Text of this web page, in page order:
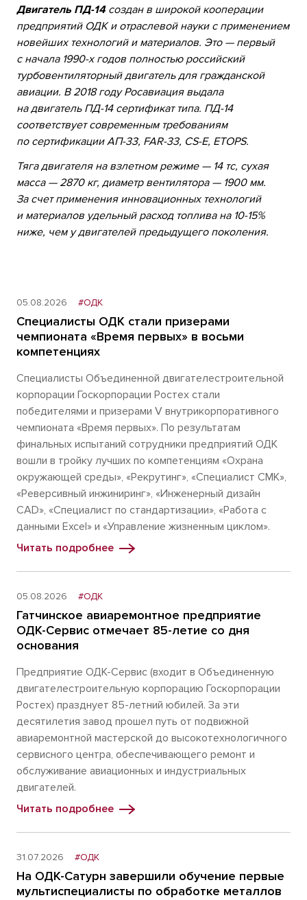
Двигатель ПД-14создан в широкой кооперации
предприятий ОДК и отраслевой науки с применением
новейших технологий и материалов. Это — первый
с начала 1990-хгодов полностью российский
турбовентиляторный двигатель для гражданской
авиации. В 2018 году Росавиация выдала
на двигатель ПД-14 сертификат типа. ПД-14
соответствует современным требованиям
по сертификации АП-33, FAR-33, CS-E, ETOPS.
Тяга двигателя на взлетном режиме — 14 тс, сухая
масса — 2870 кг, диаметр вентилятора — 1900 мм.
За счет применения инновационных технологий
и материалов удельный расход топлива на 10-15%
ниже, чем у двигателей предыдущего поколения.
05.08.2026 #ОДК
Специалисты ОДК стали призерами
чемпионата «Время первых» в восьми
компетенциях
Специалисты Объединенной двигателестроительной
корпорации Госкорпорации Ростех стали
победителями и призерами V внутрикорпоративного
чемпионата «Время первых». По результатам
финальных испытаний сотрудники предприятий ОДК
вошли в тройку лучших по компетенциям «Охрана
окружающей среды», «Рекрутинг», «Специалист СМК»,
«Реверсивный инжиниринг», «Инженерный дизайн
CAD», «Специалист по стандартизации», «Работа с
данными Excel» и «Управление жизненным циклом».
Читать подробнее
05.08.2026 #ОДК
Гатчинское авиаремонтное предприятие
ОДК-Сервис отмечает 85-летие со дня
основания
Предприятие ОДК-Сервис (входит в Объединенную
двигателестроительную корпорацию Госкорпорации
Ростех) празднует 85-летний юбилей. За эти
десятилетия завод прошел путь от подвижной
авиаремонтной мастерской до высокотехнологичного
сервисного центра, обеспечивающего ремонт и
обслуживание авиационных и индустриальных
двигателей.
Читать подробнее
31.07.2026 #ОДК
На ОДК-Сатурн завершили обучение первые
мультиспециалисты по обработке металлов